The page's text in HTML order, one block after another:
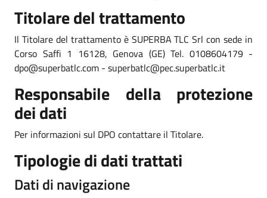
Titolare del trattamento
Il Titolare del trattamento è SUPERBA TLC Srl con sede in
Corso Saffi 1 16128, Genova (GE) Tel. 0108604179 -
dpo@superbatlc.com - superbatlc@pec.superbatlc.it
Responsabile della protezione
dei dati
Per informazioni sul DPO contattare il Titolare.
Tipologie di dati trattati
Dati di navigazione